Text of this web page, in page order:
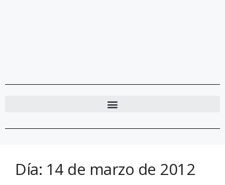
Día: 14 de marzo de 2012